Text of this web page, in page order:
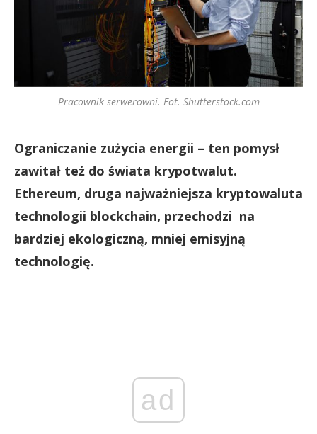
Pracownik serwerowni. Fot. Shutterstock.com
Ograniczanie zużycia energii – ten pomysł
zawitał też do świata krypotwalut.
Ethereum, druga najważniejsza kryptowaluta
technologii blockchain, przechodzi na
bardziej ekologiczną, mniej emisyjną
technologię.
ad